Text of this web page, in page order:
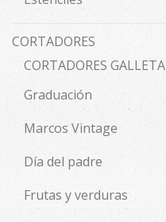
CORTADORES
CORTADORES GALLETA
Graduación
Marcos Vintage
Día del padre
Frutas y verduras